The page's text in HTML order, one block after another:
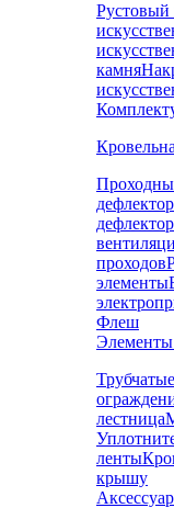
Рустовый
камня
проходов
элементы
Флеш
Элементы
лестница
ленты
крышу